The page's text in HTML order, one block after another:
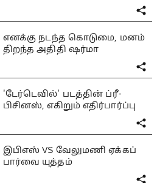
எனக்கு நடந்த கொடுமை, மனம்
திறந்த அதிதி ஷர்மா
'டேர்டெவில்' படத்தின் ப்ரீ-
பிசினஸ், எகிறும் எதிர்பார்ப்பு
இபிஎஸ் VS வேலுமணி ஏக்கப்
பார்வை யுத்தம்